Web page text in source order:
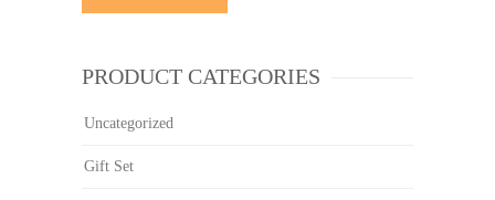
PRODUCT CATEGORIES
Uncategorized
Gift Set